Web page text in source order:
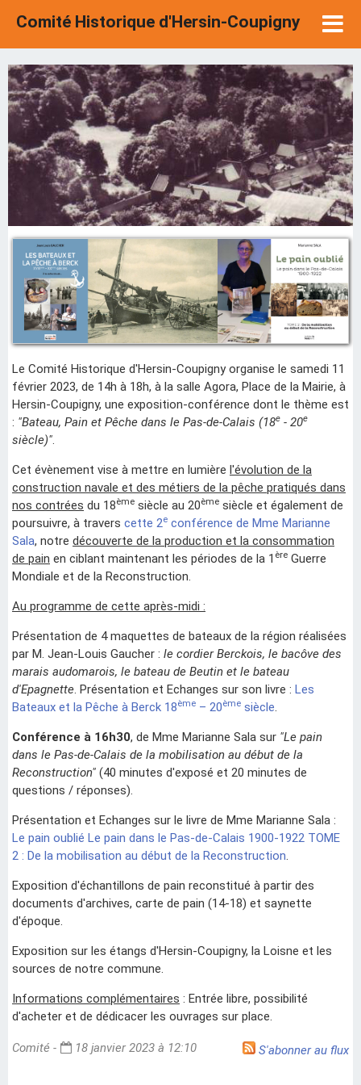
Comité Historique d'Hersin-Coupigny
Le Comité Historique d'Hersin-Coupigny organise le samedi 11
février 2023, de 14h à 18h, à la salle Agora, Place de la Mairie, à
Hersin-Coupigny, une exposition-conférence dont le thème est
: "Bateau, Pain et Pêche dans le Pas-de-Calais (18e - 20e
siècle)".
Cet évènement vise à mettre en lumière l'évolution de la
construction navale et des métiers de la pêche pratiqués dans
nos contrées du 18ème siècle au 20ème siècle et également de
poursuivre, à travers cette 2e conférence de Mme Marianne
Sala, notre découverte de la production et la consommation
de pain en ciblant maintenant les périodes de la 1 ère Guerre
Mondiale et de la Reconstruction.
Au programme de cette après-midi :
Présentation de 4 maquettes de bateaux de la région réalisées
par M. Jean-Louis Gaucher : le cordier Berckois, le bacôve des
marais audomarois, le bateau de Beutin et le bateau
d'Epagnette. Présentation et Echanges sur son livre : Les
Bateaux et la Pêche à Berck 18ème – 20ème siècle.
Conférence à 16h30, de Mme Marianne Sala sur "Le pain
dans le Pas-de-Calais de la mobilisation au début de la
Reconstruction" (40 minutes d'exposé et 20 minutes de
questions / réponses).
Présentation et Echanges sur le livre de Mme Marianne Sala :
Le pain oublié Le pain dans le Pas-de-Calais 1900-1922 TOME
2 : De la mobilisation au début de la Reconstruction.
Exposition d'échantillons de pain reconstitué à partir des
documents d'archives, carte de pain (14-18) et saynette
d'époque.
Exposition sur les étangs d'Hersin-Coupigny, la Loisne et les
sources de notre commune.
Informations complémentaires : Entrée libre, possibilité
d'acheter et de dédicacer les ouvrages sur place.
Comité - 18 janvier 2023 à 12:10 S'abonner au flux